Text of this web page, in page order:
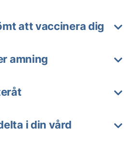
att vaccinera dig
amning
i din vård